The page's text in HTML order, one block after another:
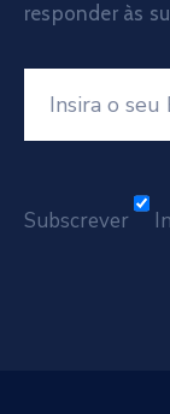
responder às
Subscrever